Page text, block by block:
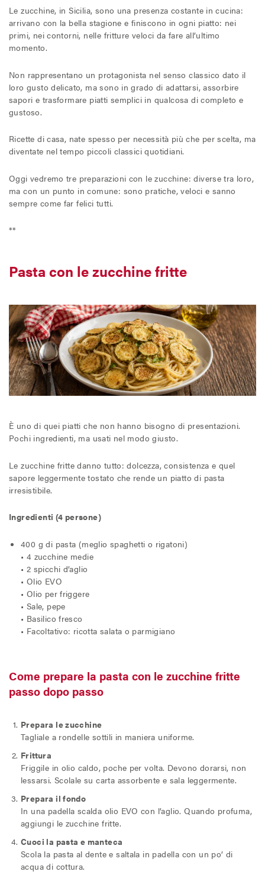
Il Blog di MAX
Chi siamo
Franchising
Contatti
Le zucchine, in Sicilia, sono una presenza costante in cucina:
arrivano con la bella stagione e finiscono in ogni piatto: nei
primi, nei contorni, nelle fritture veloci da fare all’ultimo
momento.
Non rappresentano un protagonista nel senso classico dato il
loro gusto delicato, ma sono in grado di adattarsi, assorbire
sapori e trasformare piatti semplici in qualcosa di completo e
gustoso.
Ricette di casa, nate spesso per necessità più che per scelta, ma
diventate nel tempo piccoli classici quotidiani.
Oggi vedremo tre preparazioni con le zucchine: diverse tra loro,
ma con un punto in comune: sono pratiche, veloci e sanno
sempre come far felici tutti.
**
Pasta con le zucchine fritte
È uno di quei piatti che non hanno bisogno di presentazioni.
Pochi ingredienti, ma usati nel modo giusto.
Le zucchine fritte danno tutto: dolcezza, consistenza e quel
sapore leggermente tostato che rende un piatto di pasta
irresistibile.
Ingredienti (4 persone)
400 g di pasta (meglio spaghetti o rigatoni)
• 4 zucchine medie
• 2 spicchi d’aglio
• Olio EVO
• Olio per friggere
• Sale, pepe
• Basilico fresco
• Facoltativo: ricotta salata o parmigiano
Come prepare la pasta con le zucchine fritte
passo dopo passo
Prepara le zucchine
Tagliale a rondelle sottili in maniera uniforme.
Frittura
Friggile in olio caldo, poche per volta. Devono dorarsi, non
lessarsi. Scolale su carta assorbente e sala leggermente.
Prepara il fondo
In una padella scalda olio EVO con l’aglio. Quando profuma,
aggiungi le zucchine fritte.
Cuoci la pasta e manteca
Scola la pasta al dente e saltala in padella con un po’ di
acqua di cottura.